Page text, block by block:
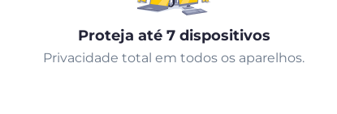
Proteja até 7 dispositivos
Privacidade total em todos os aparelhos.